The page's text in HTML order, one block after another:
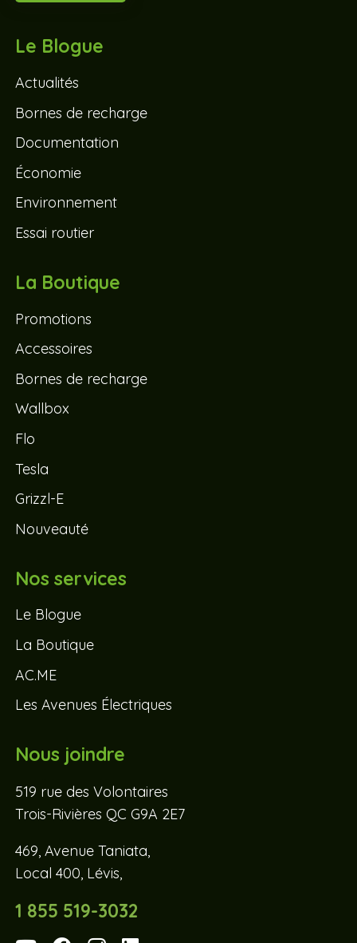
Le Blogue
Actualités
Bornes de recharge
Documentation
Économie
Environnement
Essai routier
La Boutique
Promotions
Accessoires
Bornes de recharge
Wallbox
Flo
Tesla
Grizzl-E
Nouveauté
Nos services
Le Blogue
La Boutique
AC.ME
Les Avenues Électriques
Nous joindre
519 rue des Volontaires
Trois-Rivières QC G9A 2E7
469, Avenue Taniata,
Local 400, Lévis,
1 855 519-3032